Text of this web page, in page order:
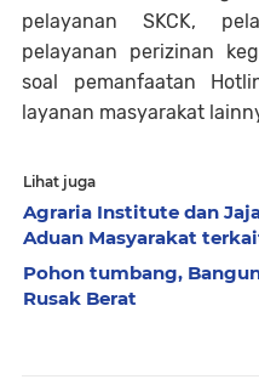
pelayanan SKCK,
pelayanan perizinan
soal pemanfaatan
layanan masyarakat
Lihat juga
Agraria Institute dan
Aduan Masyarakat
Pohon tumbang,
Rusak Berat